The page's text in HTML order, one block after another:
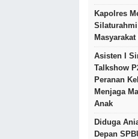
Kapolres
Asisten I
Talkshow
Peranan
Menjaga
Anak
Diduga
Depan